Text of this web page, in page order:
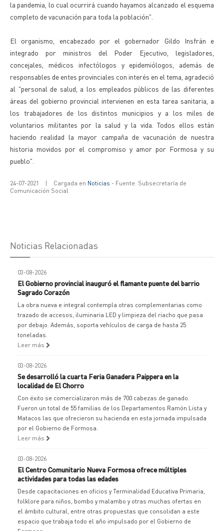
la pandemia, lo cual ocurrirá cuando hayamos alcanzado el esquema
completo de vacunación para toda la población".
El organismo, encabezado por el gobernador Gildo Insfrán e
integrado por ministros del Poder Ejecutivo, legisladores,
concejales, médicos infectólogos y epidemiólogos, además de
responsables de entes provinciales con interés en el tema, agradeció
al "personal de salud, a los empleados públicos de las diferentes
áreas del gobierno provincial intervienen en esta tarea sanitaria, a
los trabajadores de los distintos municipios y a los miles de
voluntarios militantes por la salud y la vida. Todos ellos están
haciendo realidad la mayor campaña de vacunación de nuestra
historia movidos por el compromiso y amor por Formosa y su
pueblo".
24-07-2021 | Cargada en Noticias - Fuente: Subsecretaría de
Comunicación Social
Noticias Relacionadas
03-08-2026
El Gobierno provincial inauguró el flamante puente del barrio
Sagrado Corazón
La obra nueva e integral contempla otras complementarias como
trazado de accesos, iluminaria LED y limpieza del riacho que pasa
por debajo. Además, soporta vehículos de carga de hasta 25
toneladas.
Leer más
03-08-2026
Se desarrolló la cuarta Feria Ganadera Paippera en la
localidad de El Chorro
Con éxito se comercializaron más de 700 cabezas de ganado.
Fueron un total de 55 familias de los Departamentos Ramón Lista y
Matacos las que ofrecieron su hacienda en esta jornada impulsada
por el Gobierno de Formosa.
Leer más
03-08-2026
El Centro Comunitario Nueva Formosa ofrece múltiples
actividades para todas las edades
Desde capacitaciones en oficios y Terminalidad Educativa Primaria,
folklore para niños, bombo y malambo y otras muchas ofertas en
el ámbito cultural, entre otras propuestas que consolidan a este
espacio que trabaja todo el año impulsado por el Gobierno de